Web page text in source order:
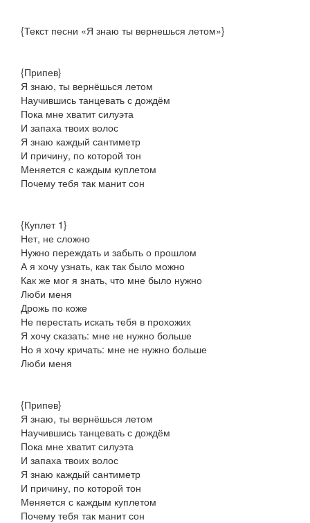
{Текст песни «Я знаю ты вернешься летом»}
{Припев}
Я знаю, ты вернёшься летом
Научившись танцевать с дождём
Пока мне хватит силуэта
И запаха твоих волос
Я знаю каждый сантиметр
И причину, по которой тон
Меняется с каждым куплетом
Почему тебя так манит сон
{Куплет 1}
Нет, не сложно
Нужно переждать и забыть о прошлом
А я хочу узнать, как так было можно
Как же мог я знать, что мне было нужно
Люби меня
Дрожь по коже
Не перестать искать тебя в прохожих
Я хочу сказать: мне не нужно больше
Но я хочу кричать: мне не нужно больше
Люби меня
{Припев}
Я знаю, ты вернёшься летом
Научившись танцевать с дождём
Пока мне хватит силуэта
И запаха твоих волос
Я знаю каждый сантиметр
И причину, по которой тон
Меняется с каждым куплетом
Почему тебя так манит сон